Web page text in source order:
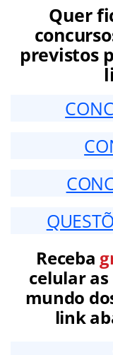
Quer
previstos
Receba
celular
mundo
link